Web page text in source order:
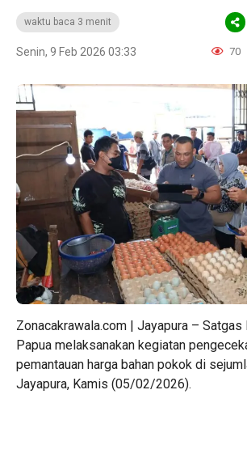
waktu baca 3 menit
Senin, 9 Feb 2026 03:33 70
Zonacakrawala.com | Jayapura – Satgas
Papua melaksanakan kegiatan
pemantauan harga bahan pokok di
Jayapura, Kamis (05/02/2026).